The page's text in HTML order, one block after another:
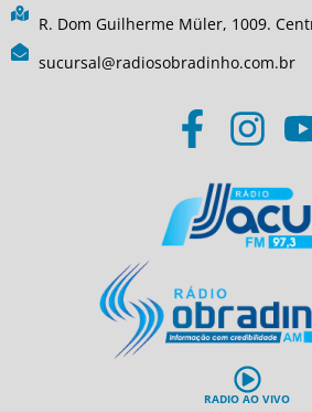
R. Dom Guilherme Müler, 1009.
sucursal@radiosobradinho.com.br
RADIO AO VIVO